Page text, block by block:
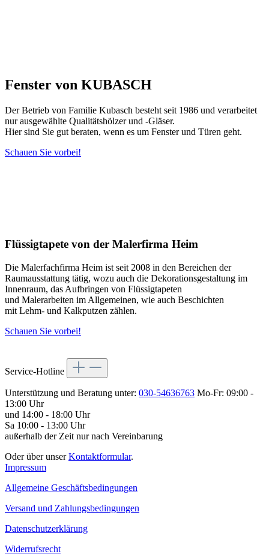
Fenster von KUBASCH
Der Betrieb von Familie Kubasch besteht seit 1986 und verarbeitet
nur ausgewählte Qualitätshölzer und -Gläser.
Hier sind Sie gut beraten, wenn es um Fenster und Türen geht.
Schauen Sie vorbei!
Flüssigtapete von der Malerfirma Heim
Die Malerfachfirma Heim ist seit 2008 in den Bereichen der
Raumausstattung tätig, wozu auch die Dekorationsgestaltung im
Innenraum, das Aufbringen von Flüssigtapeten
und Malerarbeiten im Allgemeinen, wie auch Beschichten
mit Lehm- und Kalkputzen zählen.
Schauen Sie vorbei!
Service-Hotline
Unterstützung und Beratung unter: 030-54636763 Mo-Fr: 09:00 -
13:00 Uhr
und 14:00 - 18:00 Uhr
Sa 10:00 - 13:00 Uhr
außerhalb der Zeit nur nach Vereinbarung
Oder über unserKontaktformular.
Impressum
Allgemeine Geschäftsbedingungen
Versand und Zahlungsbedingungen
Datenschutzerklärung
Widerrufsrecht